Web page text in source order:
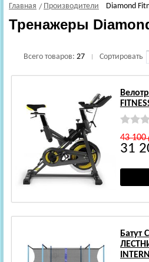
Главная Производители Diamond
Тренажеры
Всего товаров: 27 Сортировать
43 100
31